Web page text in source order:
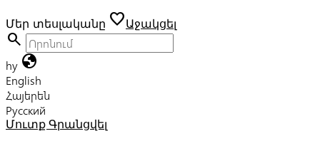
Մեր տեսլականը favoriteԱջակցել
search
hy globe
English
Հայերեն
Русский
Մուտք Գրանցվել